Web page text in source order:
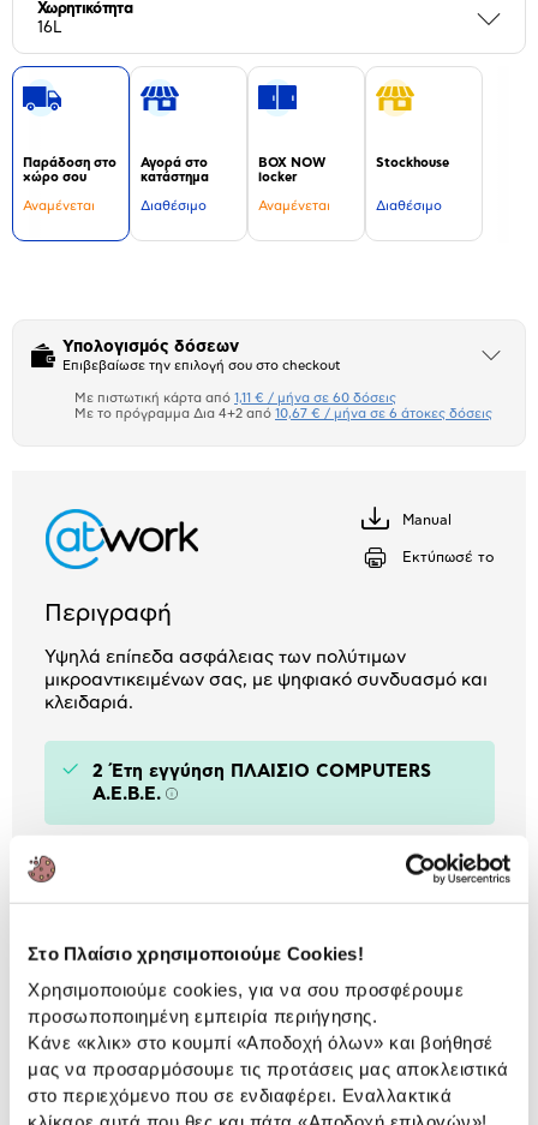
Στο Πλαίσιο χρησιμοποιούμε Cookies!
Χρησιμοποιούμε cookies, για να σου προσφέρουμε
προσωποποιημένη εμπειρία περιήγησης.
Κάνε «κλικ» στο κουμπί «Αποδοχή όλων» και βοήθησέ
μας να προσαρμόσουμε τις προτάσεις μας αποκλειστικά
στο περιεχόμενο που σε ενδιαφέρει. Εναλλακτικά
Χωρητικότητα
16L
Παράδοση στο
χώρο σου
Αναμένεται
Αγορά στο
κατάστημα
Διαθέσιμο
BOX NOW
locker
Αναμένεται
Stockhouse
Διαθέσιμο
Υπολογισμός δόσεων
Επιβεβαίωσε την επιλογή σου στο checkout
Άνοιξε
Πιστωτική κάρτα
Αριθμός δόσεων
Με πιστωτική κάρτα από 1,11 € / μήνα σε 60 δόσεις
Με το πρόγραμμα Δια 4+2 από 10,67 € / μήνα σε 6 άτοκες δόσεις
Κατέβασέ
το
Manual
Εκτύπωσέ το
Περιγραφή
Υψηλά επίπεδα ασφάλειας των πολύτιμων
μικροαντικειμένων σας, με ψηφιακό συνδυασμό και
κλειδαριά.
2 Έτη εγγύηση ΠΛΑΙΣΙΟ COMPUTERS
A.E.B.E. Πληροφορίες
Χαρακτηριστικά
Διαστάσεις(ΥxΜxΒ)
Χωρητικότητα 16.0 lt
Τρόποι κλειδώματος: Κλειδί / Συνδυασμός